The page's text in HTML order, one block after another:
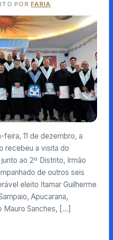
PORFARIA
11 de dezembro, a
recebeu a visita do
ao 2º Distrito, Irmão
de outros seis
eleito Itamar Guilherme
Apucarana,
Mauro Sanches, […]